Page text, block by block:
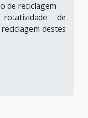
de reciclagem
de
destes